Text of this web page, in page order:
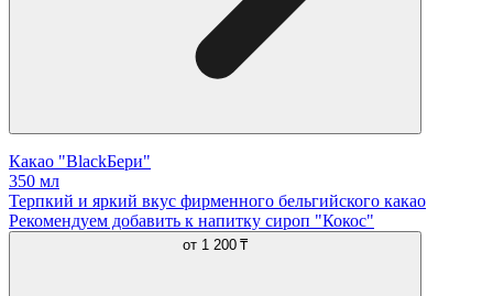
Какао "BlackБери"
350 мл
Терпкий и яркий вкус фирменного бельгийского какао
Рекомендуем добавить к напитку сироп "Кокос"
от 1 200 ₸